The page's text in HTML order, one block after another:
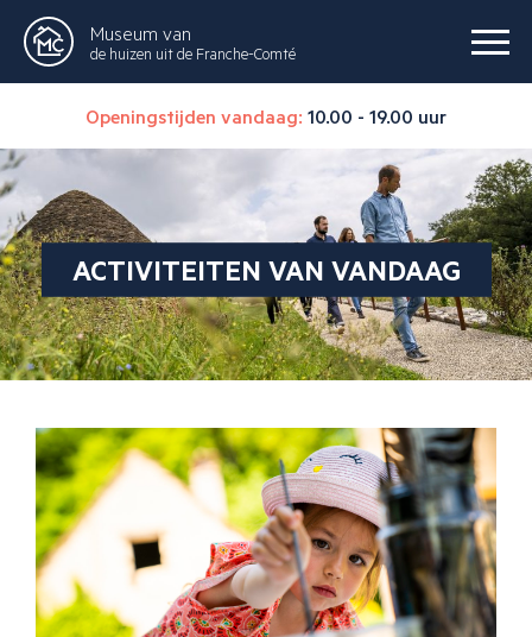
Museum van
de huizen uit de Franche-Comté
Openingstijden vandaag: 10.00 - 19.00 uur
ACTIVITEITEN VAN VANDAAG